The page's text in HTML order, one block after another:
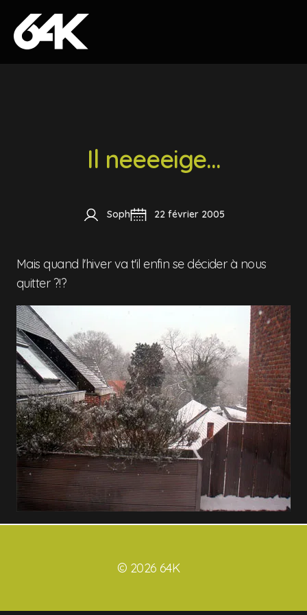
Skip to content
Il neeeeige...
Soph 22 février 2005
Mais quand l'hiver va t'il enfin se décider à nous
quitter ?!?
© 2026 64K